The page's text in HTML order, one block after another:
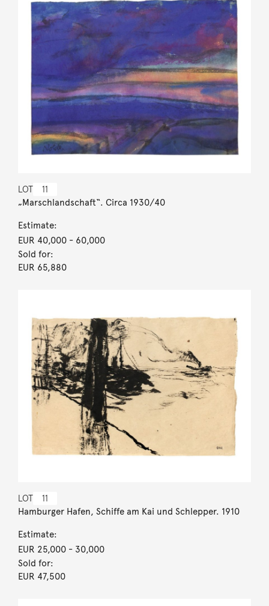
LOT 11
„Marschlandschaft“. Circa 1930/40
Estimate:
EUR 40,000- 60,000
Sold for:
EUR 65,880
LOT 11
Hamburger Hafen, Schiffe am Kai und Schlepper. 1910
Estimate:
EUR 25,000- 30,000
Sold for:
EUR 47,500